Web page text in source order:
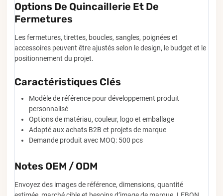
Options De Quincaillerie Et De
Fermetures
Les fermetures, tirettes, boucles, sangles, poignées et
accessoires peuvent être ajustés selon le design, le budget et le
positionnement du projet.
Caractéristiques Clés
Modèle de référence pour développement produit
personnalisé
Options de matériau, couleur, logo et emballage
Adapté aux achats B2B et projets de marque
Demande produit avec MOQ: 500 pcs
Notes OEM / ODM
Envoyez des images de référence, dimensions, quantité